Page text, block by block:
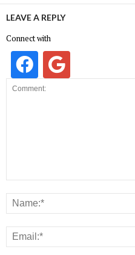
LEAVE A REPLY
Connect with